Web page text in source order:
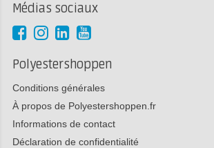
Médias sociaux
Polyestershoppen
Conditions générales
À propos de Polyestershoppen.fr
Informations de contact
Déclaration de confidentialité